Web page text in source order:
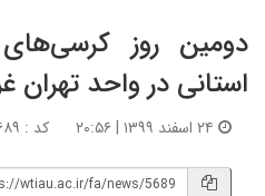
روز کرسی‌های
در واحد تهران
کد : ۵۶۸۹